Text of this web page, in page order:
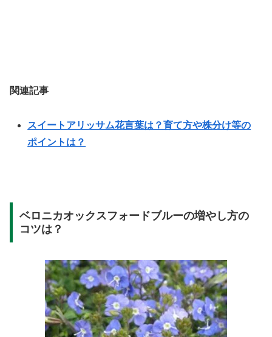
関連記事
スイートアリッサム花言葉は？育て方や株分け等の
ポイントは？
ベロニカオックスフォードブルーの増やし方の
コツは？